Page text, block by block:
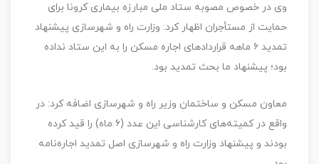
وی در خصوص مصوبه ستاد ملی مبارزه بیماری کرونا برای
حمایت از مستأجران اظهار کرد: وزارت راه و شهرسازی پیشنهاد
تمدید ۶ ماهه قراردادهای اجاره مسکن را به این ستاد نداده
بود؛ پیشنهاد ما بحث تمدید بود.
معاون مسکن و ساختمان وزیر راه و شهرسازی اضافه کرد:‌ در
واقع در کمیته‌های کارشناسی این عدد (۶ ماه) را قید کرده
بودند و پیشنهاد وزارت راه و شهرسازی اصل تمدید اجاره‌نامه